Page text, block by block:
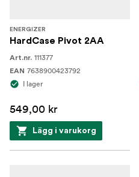
ENERGIZER
HardCase Pivot 2AA
Art.nr. 111377
EAN 7638900423792
I lager
549,00 kr
Lägg i varukorg